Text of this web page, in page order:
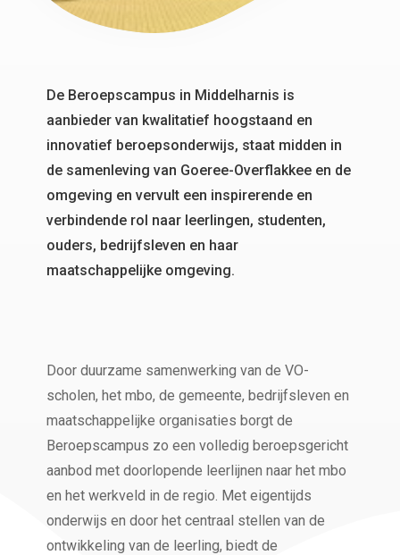
De Beroepscampus in Middelharnis is
aanbieder van kwalitatief hoogstaand en
innovatief beroepsonderwijs, staat midden in
de samenleving van Goeree-Overflakkee en de
omgeving en vervult een inspirerende en
verbindende rol naar leerlingen, studenten,
ouders, bedrijfsleven en haar
maatschappelijke omgeving.
Door duurzame samenwerking van de VO-
scholen, het mbo, de gemeente, bedrijfsleven en
maatschappelijke organisaties borgt de
Beroepscampus zo een volledig beroepsgericht
aanbod met doorlopende leerlijnen naar het mbo
en het werkveld in de regio. Met eigentijds
onderwijs en door het centraal stellen van de
ontwikkeling van de leerling, biedt de